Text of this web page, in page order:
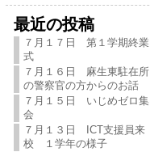
最近の投稿
７月１７日 第１学期終業
式
７月１６日 麻生東駐在所
の警察官の方からのお話
７月１５日 いじめゼロ集
会
７月１３日 ICT支援員来
校 １学年の様子